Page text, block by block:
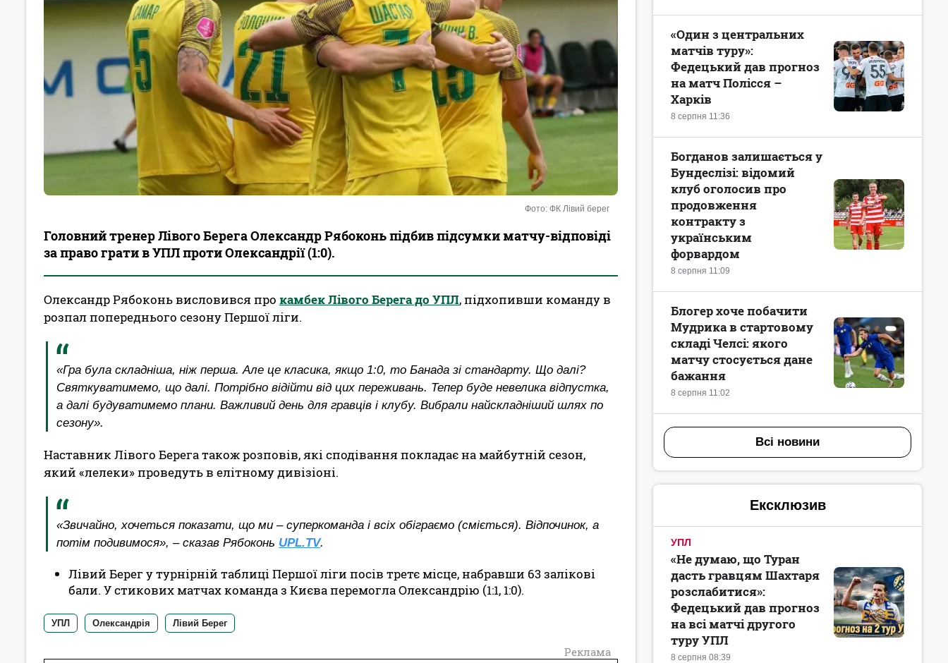
Фото: ФК Лівий берег
Головний тренер Лівого Берега Олександр Рябоконь підбив підсумки матчу-відповіді
за право грати в УПЛ проти Олександрії (1:0).
Олександр Рябоконь висловився про камбек Лівого Берега до УПЛ, підхопивши команду в
розпал попереднього сезону Першої ліги.
«Гра була складніша, ніж перша. Але це класика, якщо 1:0, то Банада зі стандарту. Що далі?
Святкуватимемо, що далі. Потрібно відійти від цих переживань. Тепер буде невелика відпустка,
а далі будуватимемо плани. Важливий день для гравців і клубу. Вибрали найскладніший шлях по
сезону».
Наставник Лівого Берега також розповів, які сподівання покладає на майбутній сезон,
який «лелеки» проведуть в елітному дивізіоні.
«Звичайно, хочеться показати, що ми – суперкоманда і всіх обіграємо (сміється). Відпочинок, а
потім подивимося», – сказав Рябоконь UPL.TV.
Лівий Берег у турнірній таблиці Першої ліги посів третє місце, набравши 63 залікові
бали. У стикових матчах команда з Києва перемогла Олександрію (1:1, 1:0).
УПЛ Олександрія Лівий Берег
Реклама
8 серпня 11:36
«Один з центральних
матчів туру»:
Федецький дав прогноз
на матч Полісся –
Харків
8 серпня 11:09
Богданов залишається у
Бундеслізі: відомий
клуб оголосив про
продовження
контракту з
українським
форвардом
8 серпня 11:02
Блогер хоче побачити
Мудрика в стартовому
складі Челсі: якого
матчу стосується дане
бажання
Всі новини
Ексклюзив
УПЛ
8 серпня 08:39
«Не думаю, що Туран
дасть гравцям Шахтаря
розслабитися»:
Федецький дав прогноз
на всі матчі другого
туру УПЛ